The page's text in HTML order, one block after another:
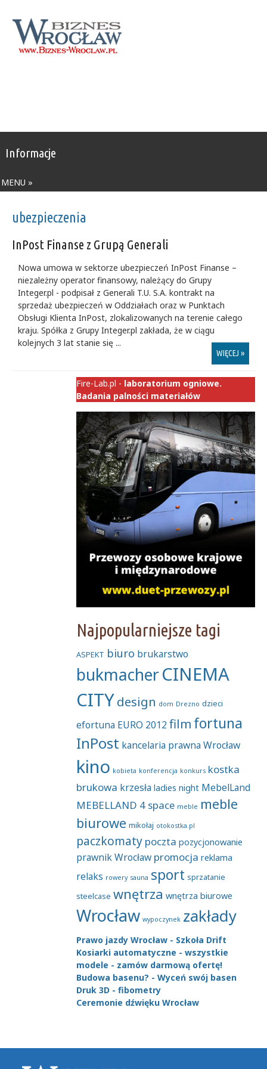
Informacje
MENU »
ubezpieczenia
InPost Finanse z Grupą Generali
Nowa umowa w sektorze ubezpieczeń InPost Finanse –
niezależny operator finansowy, należący do Grupy
Integer.pl - podpisał z Generali T.U. S.A. kontrakt na
sprzedaż ubezpieczeń w Oddziałach oraz w Punktach
Obsługi Klienta InPost, zlokalizowanych na terenie całego
kraju. Spółka z Grupy Integer.pl zakłada, że w ciągu
kolejnych 3 lat stanie się ...
WIĘCEJ »
Fire-Lab.pl - laboratorium ogniowe.
Badania palności materiałów
Najpopularniejsze tagi
ASPEKT biuro brukarstwo
bukmacherCINEMA
CITYdesign dom Drezno dzieci
efortuna EURO 2012film fortuna
InPost kancelaria prawna Wrocław
kino kobieta konferencja konkurs kostka
brukowa krzesła ladies night MebelLand
MEBELLAND 4 space meble meble
biurowe mikołaj otokostka.pl
paczkomaty poczta pozycjonowanie
prawnik Wrocław promocja reklama
relaks rowery sauna sport sprzatanie
steelcase wnętrza wnętrza biurowe
Wrocław wypoczynek zakłady
Prawo jazdy Wrocław - Szkoła Drift
Kosiarki automatyczne - wszystkie
modele - zamów darmową ofertę!
Budowa basenu? - Wyceń swój basen
Druk 3D - fibometry
Ceremonie dźwięku Wrocław